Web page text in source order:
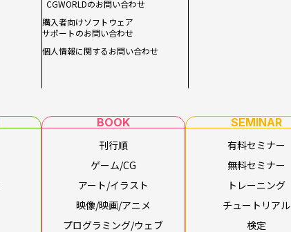
CGWORLDのお問い合わせ
購入者向けソフトウェア
サポートのお問い合わせ
個人情報に関するお問い合わせ
BOOK
刊行順
ゲーム/CG
アート/イラスト
映像/映画/アニメ
プログラミング/ウェブ
SEMINAR
有料セミナー
無料セミナー
トレーニング
チュートリアル
検定